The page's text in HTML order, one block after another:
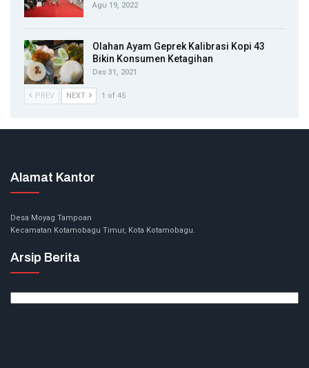
Agu 19, 2022
Olahan Ayam Geprek Kalibrasi Kopi 43
Bikin Konsumen Ketagihan
Des 31, 2021
PREV NEXT 1 of 45
Alamat Kantor
Desa Moyag Tampoan
Kecamatan Kotamobagu Timur, Kota Kotamobagu.
Arsip Berita